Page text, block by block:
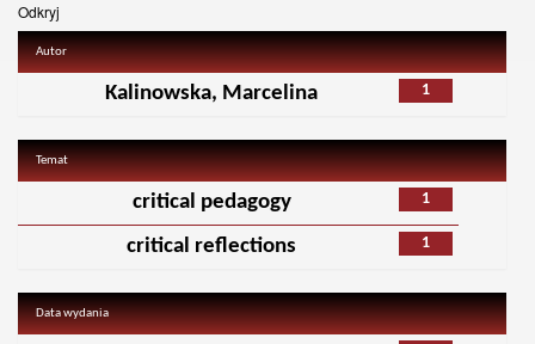
Odkryj
Autor
1
Kalinowska, Marcelina
Temat
1
critical pedagogy
1
critical reflections
Data wydania